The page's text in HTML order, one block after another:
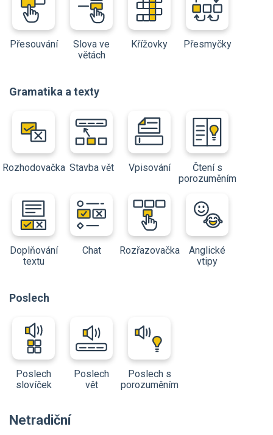
Přesouvání
Slova ve
větách
Křížovky Přesmyčky
Gramatika a texty
Rozhodovačka Stavba vět Vpisování
Čtení s
porozuměním
Doplňování
textu
Chat Rozřazovačka
Anglické
vtipy
Poslech
Poslech
slovíček
Poslech
vět
Poslech s
porozuměním
Netradiční